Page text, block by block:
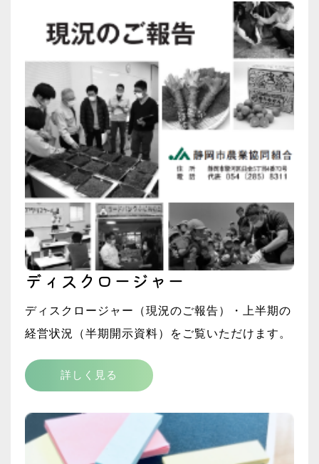
ディスクロージャー
ディスクロージャー（現況のご報告）・上半期の
経営状況（半期開示資料）をご覧いただけます。
詳しく見る